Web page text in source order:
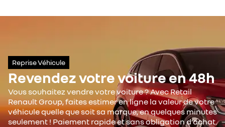
Reprise Véhicule
Revendez votre voiture en 48h
Vous souhaitez vendre votre voiture ? Avec Retail
Renault Group, faites estimer en ligne la valeur de votre
véhicule quelle que soit sa marque, en quelques minutes
seulement ! Paiement rapide et sans obligation d’achat.